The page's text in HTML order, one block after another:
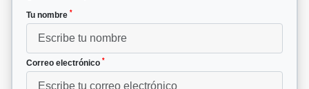
Tu nombre *
Correo electrónico *